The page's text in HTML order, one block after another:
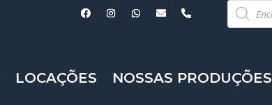
Pesquisar
produtos
LOCAÇÕES NOSSAS PRODUÇÕES